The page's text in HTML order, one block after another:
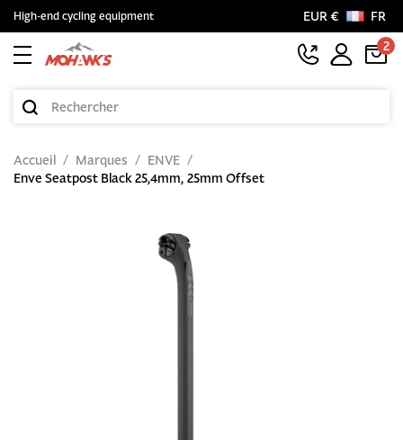
High-end cycling equipment EUR €
FR
2
Accueil Marques
ENVE
Enve Seatpost Black 25,4mm, 25mm Offset